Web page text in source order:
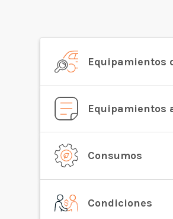
Equipamientos
Equipamientos
Consumos
Condiciones